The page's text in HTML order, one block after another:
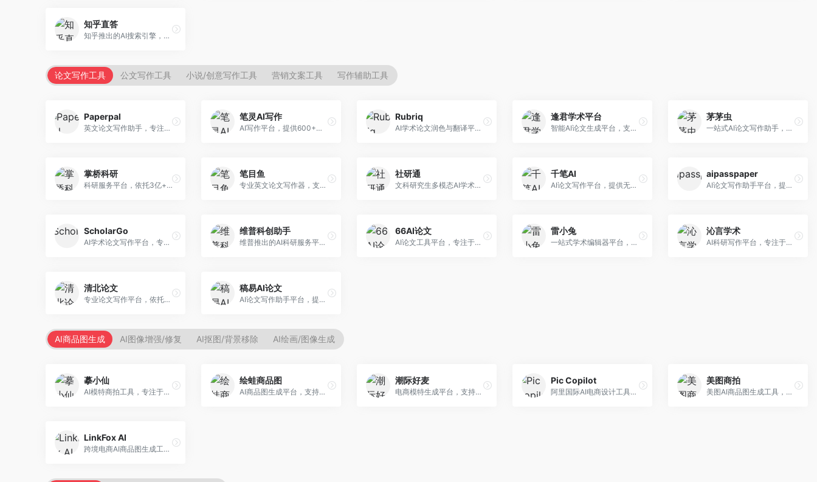
知乎直答
知乎推出的AI搜索引擎，专注于知识问答场景。面向知识获取者，提供知乎内容搜索、智能问答、知识整理等服务，专业知识丰富。
论文写作工具 公文写作工具 小说/创意写作工具 营销文案工具 写作辅助工具
Paperpal
英文论文写作助手，专注于学术英语润色。面向需要发表国际期刊的研究者，提供语法检查、学术表达优化、格式规范等服务，英语表达地道专业。
笔灵AI写作
AI写作平台，提供600+写作模板。面向学生、职场人士和内容创作者，支持论文、公文、营销文案等多种文体，模板丰富，一键生成，写作效率大幅提升。
Rubriq
AI学术论文润色与翻译平台。面向国际期刊投稿者，提供论文润色、翻译、格式调整等服务，支持多语言，学术表达专业规范。
逢君学术平台
智能AI论文生成平台，支持查重检测。面向高校学生和研究人员，提供论文选题、内容生成、查重修改等一站式服务，学术写作流程完整。
茅茅虫
一站式AI论文写作助手，覆盖学术写作全场景。面向高校学生和科研人员，提供开题报告、文献综述、论文正文等写作服务，支持多学科多类型论文，操作简便。
掌桥科研
科研服务平台，依托3亿+真实文献数据库。面向学术研究者和学生，提供文献检索、论文写作、科研数据分析等服务，文献资源丰富，学术支持专业。
笔目鱼
专业英文论文写作器，支持学术论文全流程。面向留学生和国际期刊投稿者，提供英文论文撰写、润色、格式调整等服务，学术英语表达规范。
社研通
文科研究生多模态AI学术写作平台。面向文科研究生和社科研究者，提供文献综述、理论分析、定性研究辅助等服务，文科研究方法论支持完善。
千笔AI
AI论文写作平台，提供无限改稿服务。面向高校学生和学术研究者，支持论文选题、大纲生成、内容撰写、查重修改等全流程服务，改稿次数不限，服务质量有保障。
aipasspaper
AI论文写作助手平台，提供智能化的学术写作支持。面向大学生和研究人员，支持多种学科论文生成，提供参考文献管理和格式规范服务，写作效率高。
ScholarGo
AI学术论文写作平台，专注于理工科领域的逻辑构建。面向理工科研究生和科研工作者，提供公式编辑、数据分析、论文结构优化等服务，理工科写作逻辑严谨。
维普科创助手
维普推出的AI科研服务平台，整合学术资源与智能写作。面向科研人员和高校师生，提供文献检索、论文写作、查重检测等一站式服务，学术资源权威可靠。
66AI论文
AI论文工具平台，专注于高质量低查重论文生成。面向大学生和研究生，提供论文写作、降重修改等服务，生成内容原创度高，查重率低。
雷小兔
一站式学术编辑器平台，覆盖论文写作全流程。面向高校学生和科研人员，提供选题分析、文献检索、论文生成、查重降重等服务，操作流程清晰，学术写作效率显著提升。
沁言学术
AI科研写作平台，专注于学术研究辅助。面向研究生和科研工作者，提供文献分析、研究方法指导、论文撰写等服务，学术资源丰富，研究支持全面。
清北论文
专业论文写作平台，依托高校学术资源。面向本科生和研究生，提供论文指导、写作辅助、查重检测等服务，学术规范性强，适合追求高质量论文的用户。
稿易AI论文
AI论文写作助手平台，提供智能化学术写作支持。面向高校学生，支持多种论文类型生成，提供参考文献管理和格式规范服务，操作流程简单。
AI商品图生成 AI图像增强/修复 AI抠图/背景移除 AI绘画/图像生成
摹小仙
AI模特商拍工具，专注于服装电商。面向服装电商卖家，提供虚拟模特试穿、商品展示图生成等服务，模特形象多样，拍摄成本低。
绘蛙商品图
AI商品图生成平台，支持模特换装和场景生成。面向电商卖家，提供商品上身效果展示、场景化商品图生成等服务，电商营销效果显著。
潮际好麦
电商模特生成平台，支持AI虚拟模特创作。面向服装和配饰电商，提供模特试穿、商品展示、营销素材生成等服务，模特形象可定制。
Pic Copilot
阿里国际AI电商设计工具，专注于跨境电商。面向跨境电商卖家，提供商品图优化、营销海报生成、多语言适配等服务，海外市场适配性强。
美图商拍
美图AI商品图生成工具，整合美图生态。面向电商卖家，提供商品图美化、模特替换、场景生成等服务，移动端操作便捷。
LinkFox AI
跨境电商AI商品图生成工具。面向跨境电商卖家，支持多语言商品图生成、模特替换、场景优化等服务，适配海外电商平台需求。